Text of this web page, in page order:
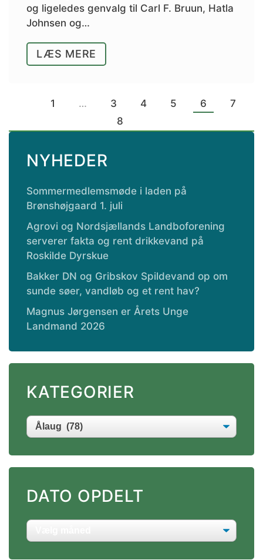
og ligeledes genvalg til Carl F. Bruun, Hatla
Johnsen og…
LÆS MERE
1 … 3 4 5 6
7
8
NYHEDER
Sommermedlemsmøde i laden på
Brønshøjgaard 1. juli
Agrovi og Nordsjællands Landboforening
serverer fakta og rent drikkevand på
Roskilde Dyrskue
Bakker DN og Gribskov Spildevand op om
sunde søer, vandløb og et rent hav?
Magnus Jørgensen er Årets Unge
Landmand 2026
KATEGORIER
DATO OPDELT